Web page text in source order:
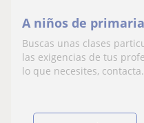
A niños de
Buscas unas clases
las exigencias de tus
lo que necesites,